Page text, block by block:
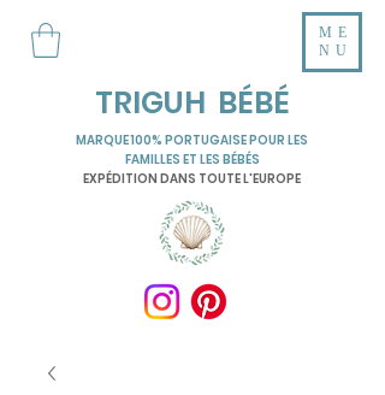
TRIGUH BÉBÉ
ME
NU
MARQUE 100% PORTUGAISE POUR LES
FAMILLES ET LES BÉBÉS
EXPÉDITION DANS TOUTE L'EUROPE